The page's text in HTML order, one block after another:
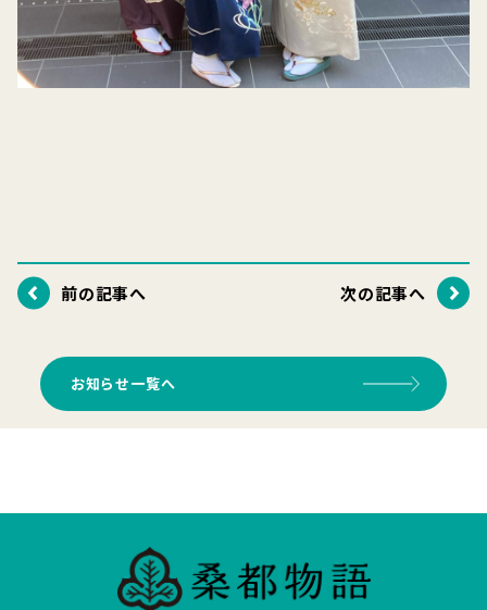
前の記事へ 次の記事へ
お知らせ一覧へ